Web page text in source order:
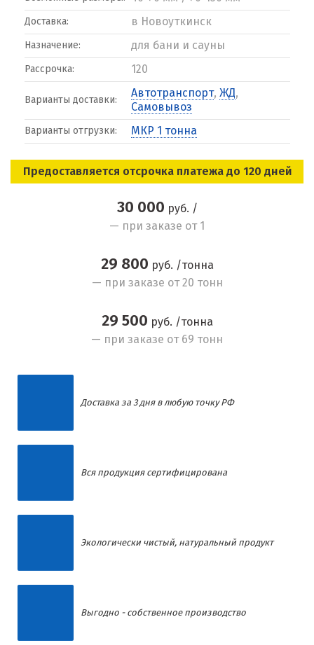
Доставка: в Новоуткинск
Назначение: для бани и сауны
Рассрочка: 120
Варианты доставки:
Автотранспорт, ЖД,
Самовывоз
Варианты отгрузки: МКР 1 тонна
Предоставляется отсрочка платежа до 120 дней
30 000 руб. /
— при заказе от 1
29 800 руб. /тонна
— при заказе от 20 тонн
29 500 руб. /тонна
— при заказе от 69 тонн
Доставка за 3 дня в любую точку РФ
Вся продукция сертифицирована
Экологически чистый, натуральный продукт
Выгодно - собственное производство